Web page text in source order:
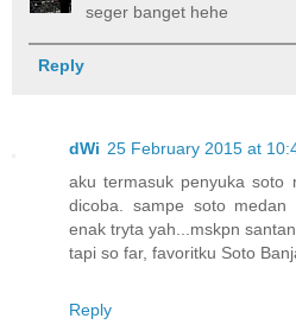
seger banget hehe
Reply
dWi 25 February 2015 at
aku termasuk penyuka soto
dicoba. sampe soto medan
enak tryta yah...mskpn
tapi so far, favoritku Soto
Reply